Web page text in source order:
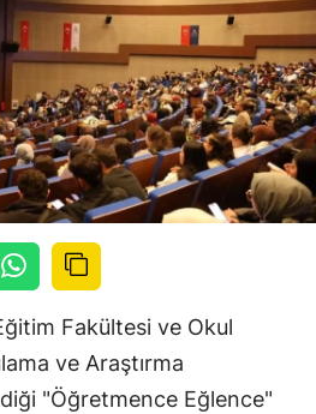
Fakültesi ve Okul
ve Araştırma
"Öğretmence Eğlence"